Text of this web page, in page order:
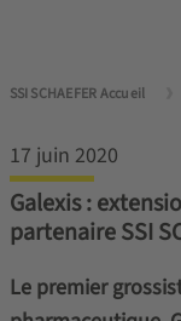
SSI SCHAEFER Accueil
17 juin 2020
Galexis :
partenaire SSI
Le premier